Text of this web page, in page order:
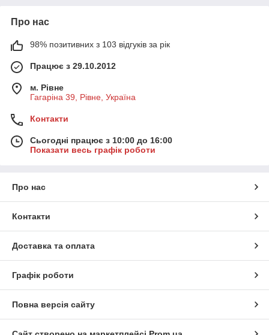
Про нас
98% позитивних з 103 відгуків за рік
Працює з 29.10.2012
м. Рівне
Гагаріна 39, Рівне, Україна
Контакти
Сьогодні працює з 10:00 до 16:00
Показати весь графік роботи
Про нас
Контакти
Доставка та оплата
Графік роботи
Повна версія сайту